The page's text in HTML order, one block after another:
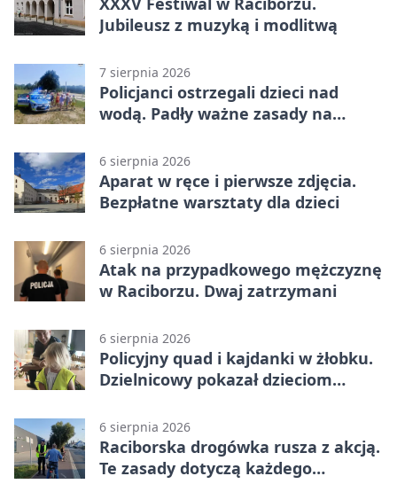
Jubileusz z muzyką i modlitwą
7 sierpnia 2026
Policjanci ostrzegali dzieci nad
wodą. Padły ważne zasady na
6 sierpnia 2026
Aparat w ręce i pierwsze zdjęcia.
Bezpłatne warsztaty dla dzieci
6 sierpnia 2026
Atak na przypadkowego mężczyznę
w Raciborzu. Dwaj zatrzymani
6 sierpnia 2026
Policyjny quad i kajdanki w żłobku.
Dzielnicowy pokazał dzieciom
6 sierpnia 2026
Raciborska drogówka rusza z akcją.
Te zasady dotyczą każdego